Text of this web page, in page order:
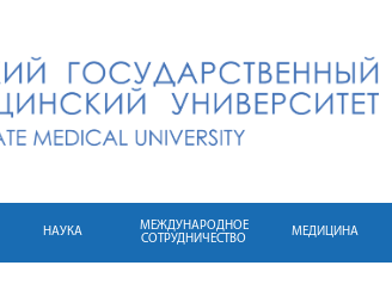
НАУКА
МЕЖДУНАРОДНОЕ
СОТРУДНИЧЕСТВО
МЕДИЦИНА